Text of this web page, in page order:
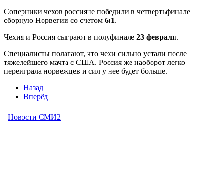
Соперники чехов россияне победили в четвертьфинале
сборную Норвегии со счетом 6:1.
Чехия и Россия сыграют в полуфинале 23 февраля.
Специалисты полагают, что чехи сильно устали после
тяжелейшего мачта с США. Россия же наоборот легко
переиграла норвежцев и сил у нее будет больше.
Назад
Вперёд